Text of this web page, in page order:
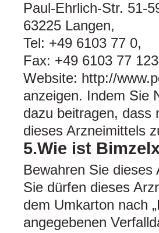
Paul-Ehrlich-Str. 51-
63225 Langen,
Tel: +49 6103 77 0,
Fax: +49 6103 77
Website: http://
anzeigen. Indem Sie
dazu beitragen, dass
dieses Arzneimittels
5.Wie ist
Bewahren Sie
Sie dürfen dieses
dem Umkarton nach
angegebenen